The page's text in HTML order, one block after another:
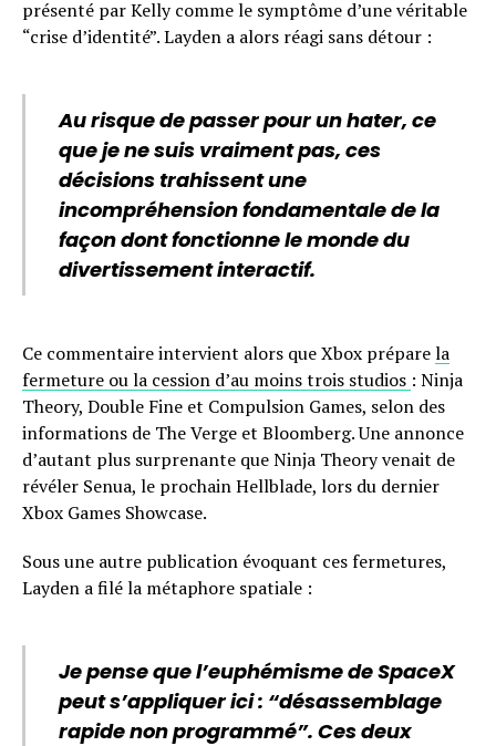
présenté par Kelly comme le symptôme d’une véritable
“crise d’identité”. Layden a alors réagi sans détour :
Au risque de passer pour un hater, ce
que je ne suis vraiment pas, ces
décisions trahissent une
incompréhension fondamentale de la
façon dont fonctionne le monde du
divertissement interactif.
Ce commentaire intervient alors que Xbox préparela
fermeture ou la cession d’au moins trois studios : Ninja
Theory, Double Fine et Compulsion Games, selon des
informations de The Verge et Bloomberg. Une annonce
d’autant plus surprenante que Ninja Theory venait de
révéler Senua, le prochain Hellblade, lors du dernier
Xbox Games Showcase.
Sous une autre publication évoquant ces fermetures,
Layden a filé la métaphore spatiale :
Je pense que l’euphémisme de SpaceX
peut s’appliquer ici : “désassemblage
rapide non programmé”. Ces deux